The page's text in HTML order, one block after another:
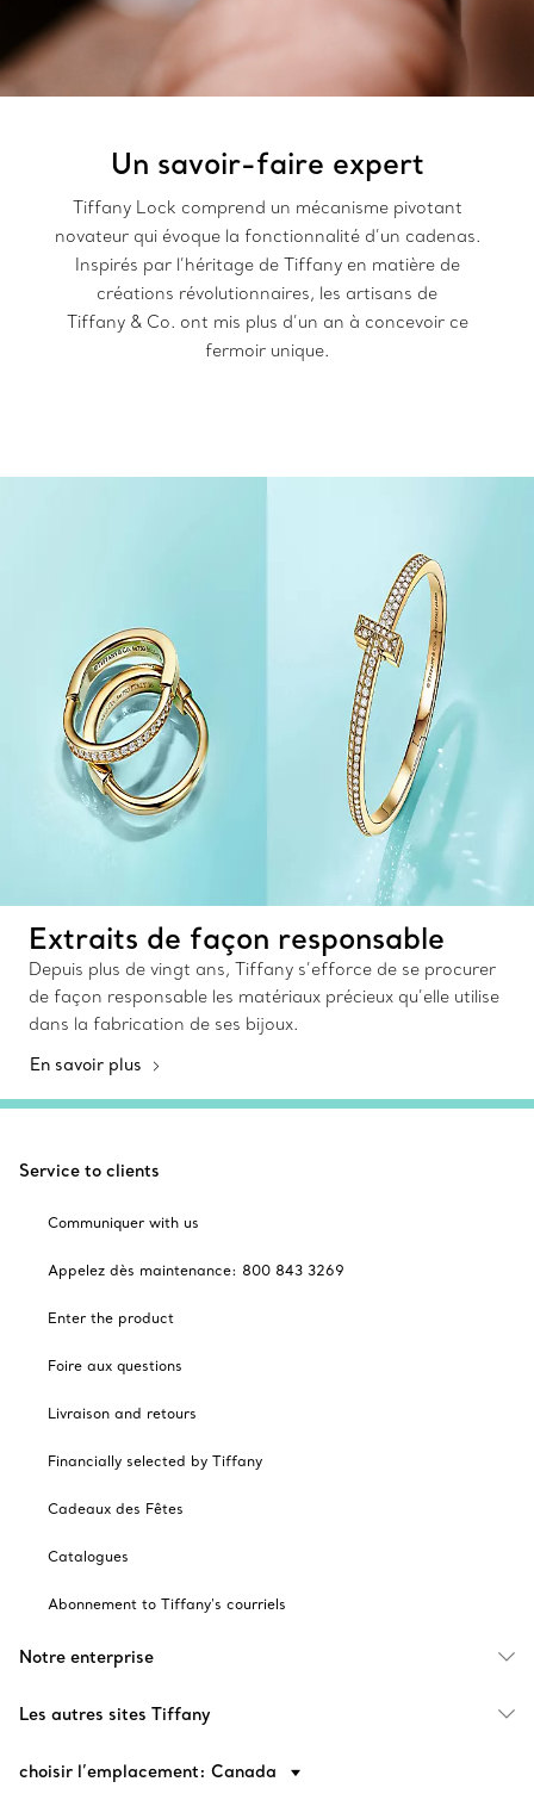
Un savoir-faire expert
Tiffany Lock comprend un mécanisme pivotant
novateur qui évoque la fonctionnalité d’un cadenas.
Inspirés par l’héritage de Tiffany en matière de
créations révolutionnaires, les artisans de
Tiffany & Co. ont mis plus d’un an à concevoir ce
fermoir unique.
Extraits de façon responsable
Depuis plus de vingt ans, Tiffany s’efforce de se procurer
de façon responsable les matériaux précieux qu’elle utilise
dans la fabrication de ses bijoux.
En savoir plus
Service to clients
Communiquer with us
Appelez dès maintenance: 800 843 3269
Enter the product
Foire aux questions
Livraison and retours
Financially selected by Tiffany
Cadeaux des Fêtes
Catalogues
Abonnement to Tiffany's courriels
Notre enterprise
Les autres sites Tiffany
choisir l’emplacement: Canada